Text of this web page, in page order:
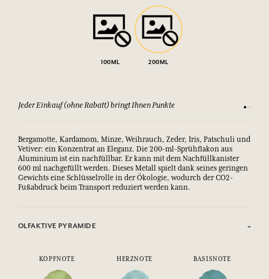
100ML 200ML
Jeder Einkauf (ohne Rabatt) bringt Ihnen Punkte Sehen
Bergamotte, Kardamom, Minze, Weihrauch, Zeder, Iris, Patschuli und
Vetiver: ein Konzentrat an Eleganz. Die 200-ml-Sprühflakon aus
Aluminium ist ein nachfüllbar. Er kann mit dem Nachfüllkanister
600 ml nachgefüllt werden. Dieses Metall spielt dank seines geringen
Gewichts eine Schlüsselrolle in der Ökologie, wodurch der CO2-
Fußabdruck beim Transport reduziert werden kann.
OLFAKTIVE PYRAMIDE
KOPFNOTE HERZNOTE BASISNOTE